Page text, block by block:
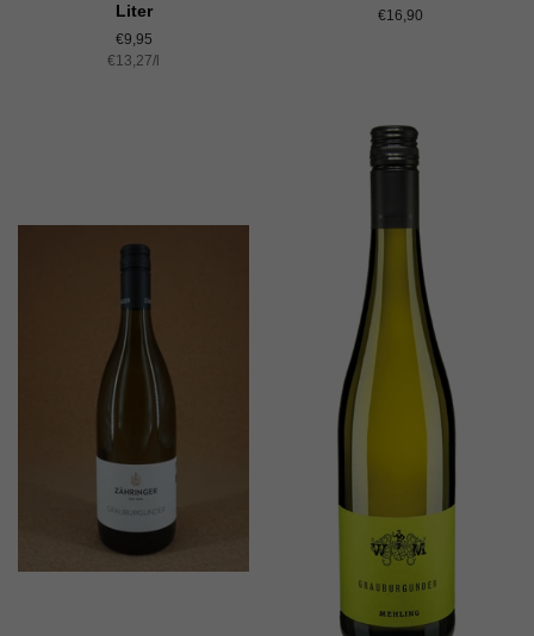
Liter
Normaler
Preis
€9,95
Einzelpreis
€13,27/
Normaler
€16,90